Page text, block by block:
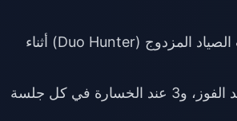
من مباريات التصنيف، والمباريات العادية، ومباريات الصياد المزدوج (Duo Hunter) أثناء
(مؤكد من قبل المجتمع؛ حوالي 5 رسائل عند الفوز، و3 عند الخسارة في كل جلسة